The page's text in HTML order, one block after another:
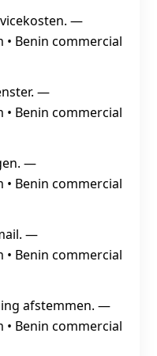
—
Benin commercial
—
Benin commercial
—
Benin commercial
—
Benin commercial
afstemmen. —
Benin commercial